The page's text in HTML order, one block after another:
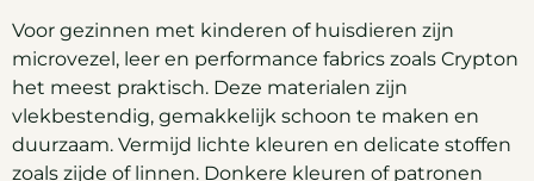
Voor gezinnen met kinderen of huisdieren zijn
microvezel, leer en performance fabrics zoals Crypton
het meest praktisch. Deze materialen zijn
vlekbestendig, gemakkelijk schoon te maken en
duurzaam. Vermijd lichte kleuren en delicate stoffen
zoals zijde of linnen. Donkere kleuren of patronen